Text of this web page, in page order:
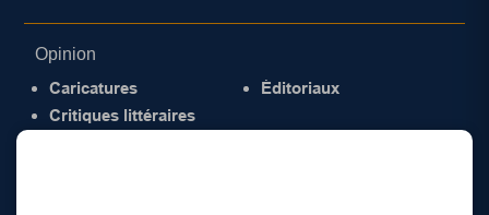
Opinion
Caricatures
Critiques littéraires
Éditoriaux